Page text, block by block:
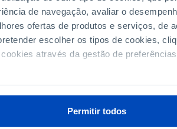
de navegação, avaliar o
ofertas de produtos e serviços, de
escolher os tipos de cookies,
através da gestão de
Permitir todos
EXPORTAR